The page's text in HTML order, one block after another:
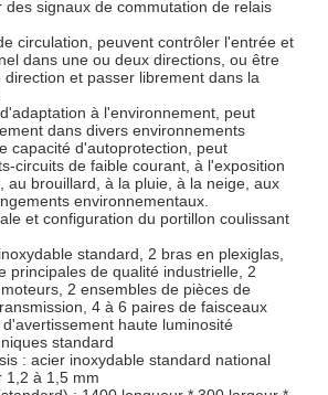
des signaux de commutation de relais
circulation, peuvent contrôler l'entrée et
dans une ou deux directions, ou être
et passer librement dans la
à l'environnement, peut
dans divers environnements
capacité d'autoprotection, peut
circuits de faible courant, à l'exposition
au brouillard, à la pluie, à la neige, aux
environnementaux.
et configuration du portillon coulissant
standard, 2 bras en plexiglas,
principales de qualité industrielle, 2
2 ensembles de pièces de
4 à 6 paires de faisceaux
haute luminosité
standard
: acier inoxydable standard national
1,2 à 1,5 mm